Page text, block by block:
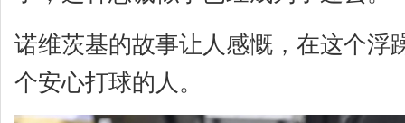
诺维茨基的故事让人感慨，在这个浮
个安心打球的人。